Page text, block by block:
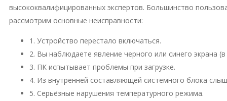
высококвалифицированных экспертов. Большинство
рассмотрим основные неисправности:
1. Устройство перестало включаться.
2. Вы наблюдаете явление черного или синего экрана
3. ПК испытывает проблемы при загрузке.
4. Из внутренней составляющей системного блока
5. Серьёзные нарушения температурного режима.